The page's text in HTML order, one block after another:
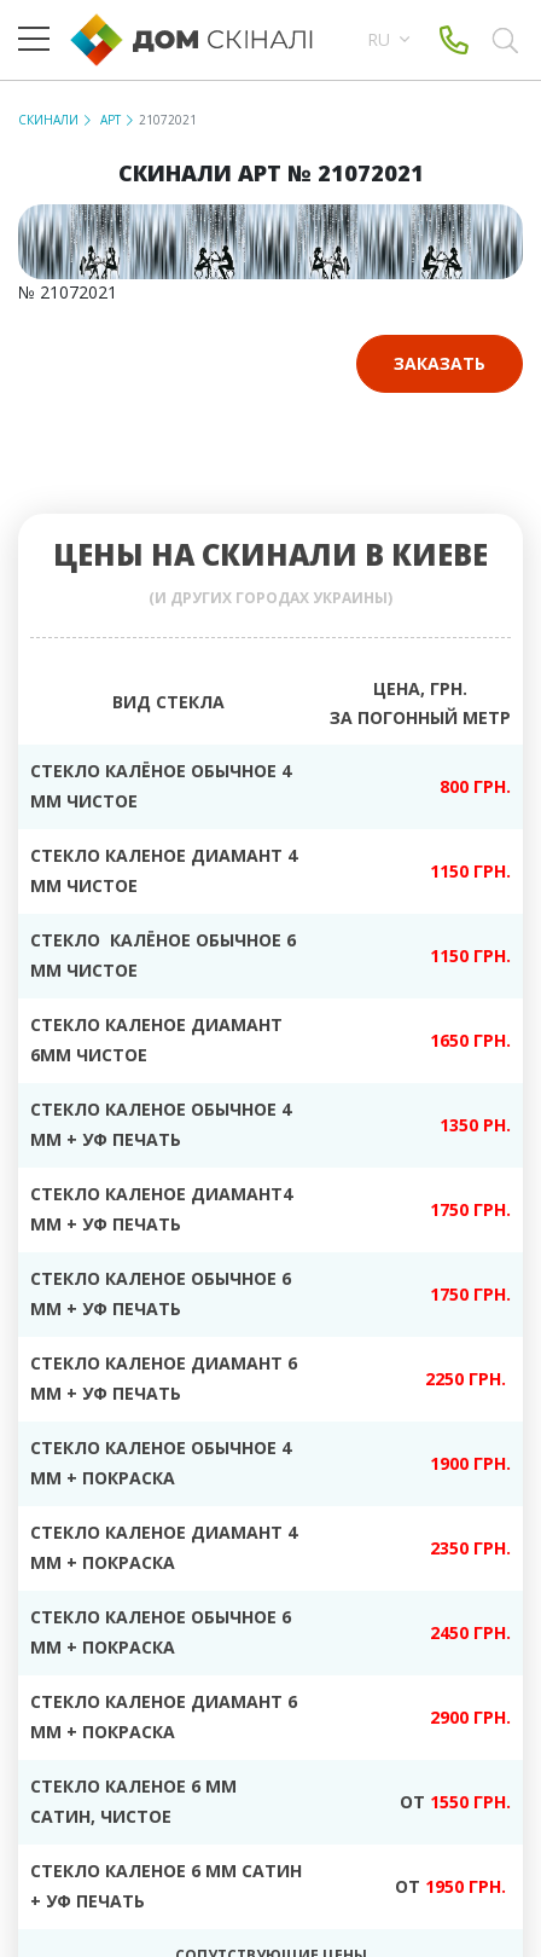
RU
СКИНАЛИ АРТ 21072021
СКИНАЛИ АРТ № 21072021
№ 21072021
ЗАКАЗАТЬ
ЦЕНЫ НА СКИНАЛИ В КИЕВЕ
(И ДРУГИХ ГОРОДАХ УКРАИНЫ)
ВИД СТЕКЛА
ЦЕНА, ГРН.
ЗА ПОГОННЫЙ МЕТР
СТЕКЛО КАЛЁНОЕ ОБЫЧНОЕ 4
ММ ЧИСТОЕ
800 ГРН.
СТЕКЛО КАЛЕНОЕ ДИАМАНТ 4
ММ ЧИСТОЕ
1150 ГРН.
СТЕКЛО КАЛЁНОЕ ОБЫЧНОЕ 6
ММ ЧИСТОЕ
1150 ГРН.
СТЕКЛО КАЛЕНОЕ ДИАМАНТ
6ММ ЧИСТОЕ
1650 ГРН.
СТЕКЛО КАЛЕНОЕ ОБЫЧНОЕ 4
ММ + УФ ПЕЧАТЬ
1350 РН.
СТЕКЛО КАЛЕНОЕ ДИАМАНТ4
ММ + УФ ПЕЧАТЬ
1750 ГРН.
СТЕКЛО КАЛЕНОЕ ОБЫЧНОЕ 6
ММ + УФ ПЕЧАТЬ
1750 ГРН.
СТЕКЛО КАЛЕНОЕ ДИАМАНТ 6
ММ + УФ ПЕЧАТЬ
2250 ГРН.
СТЕКЛО КАЛЕНОЕ ОБЫЧНОЕ 4
ММ + ПОКРАСКА
1900 ГРН.
СТЕКЛО КАЛЕНОЕ ДИАМАНТ 4
ММ + ПОКРАСКА
2350 ГРН.
СТЕКЛО КАЛЕНОЕ ОБЫЧНОЕ 6
ММ + ПОКРАСКА
2450 ГРН.
СТЕКЛО КАЛЕНОЕ ДИАМАНТ 6
ММ + ПОКРАСКА
2900 ГРН.
СТЕКЛО КАЛЕНОЕ 6 ММ
САТИН, ЧИСТОЕ
ОТ 1550 ГРН.
СТЕКЛО КАЛЕНОЕ 6 ММ САТИН
+ УФ ПЕЧАТЬ
ОТ 1950 ГРН.